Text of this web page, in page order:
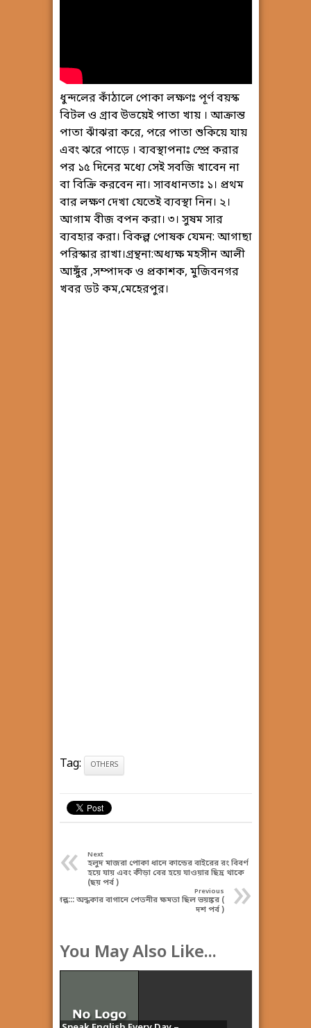
ধুন্দলের কাঁঠালে পোকা লক্ষণঃ পূর্ণ বয়স্ক
বিটল ও গ্রাব উভয়েই পাতা খায় । আক্রান্ত
পাতা ঝাঁঝরা করে, পরে পাতা শুকিয়ে যায়
এবং ঝরে পাড়ে । ব্যবস্থাপনাঃ স্প্রে করার
পর ১৫ দিনের মধ্যে সেই সবজি খাবেন না
বা বিক্রি করবেন না। সাবধানতাঃ ১। প্রথম
বার লক্ষণ দেখা যেতেই ব্যবস্থা নিন। ২।
আগাম বীজ বপন করা। ৩। সুষম সার
ব্যবহার করা। বিকল্প পোষক যেমন: আগাছা
পরিস্কার রাখা।গ্রন্থনা:অধ্যক্ষ মহসীন আলী
আঙ্গুঁর ,সম্পাদক ও প্রকাশক, মুজিবনগর
খবর ডট কম,মেহেরপুর।
Tag: OTHERS
« Next
হলুদ মাজরা পোকা ধানে কান্ডের বাইরের রং বিবর্ণ
হয়ে যায় এবং কীড়া বের হয়ে যাওয়ার ছিদ্র থাকে
(ছয় পর্ব )
»
Previous
গল্প::: অন্ধকার বাগানে পেতনীর ক্ষমতা ছিল ভয়ঙ্কর (
দশ পর্ব )
You May Also Like...